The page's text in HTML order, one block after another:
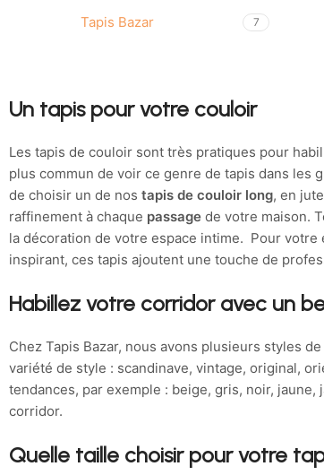
Tapis Bazar 7
Un tapis pour votre couloir
Les tapis de couloir sont très pratiques pour
plus commun de voir ce genre de tapis dans les
de choisir un de nos tapis de couloir long, en
raffinement à chaque passage de votre maison.
la décoration de votre espace intime. Pour
inspirant, ces tapis ajoutent une touche de
Habillez votre corridor avec un
Chez Tapis Bazar, nous avons plusieurs styles de
variété de style : scandinave, vintage, original,
tendances, par exemple : beige, gris, noir,
corridor.
Quelle taille choisir pour votre